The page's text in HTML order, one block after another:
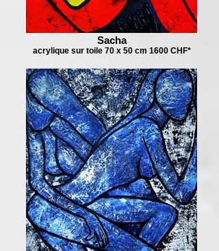
Sacha
acrylique sur toile 70 x 50 cm 1600 CHF*